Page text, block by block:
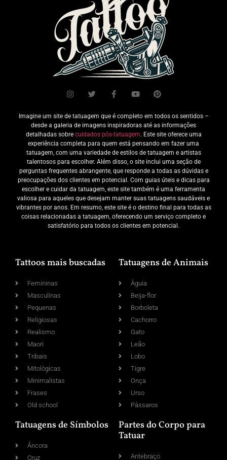
Imagine um site de tatuagem que é completo em todos os sentidos –
desde a galeria de imagens inspiradoras até as informações
detalhadas sobre cuidados pós-tatuagem. Este site oferece uma
experiência completa para quem está pensando em fazer uma
tatuagem, com uma variedade de estilos de tatuagem e artistas
talentosos para escolher. Além disso, o site inclui uma seção de
perguntas frequentes abrangente, que responde a todas as dúvidas e
preocupações dos clientes em potencial. Com guias úteis e dicas para
escolher e cuidar da tatuagem, este site também é uma ferramenta
valiosa para aqueles que desejam manter suas tatuagens saudáveis e
vibrantes por anos. Em resumo, este site é o destino final para todas as
coisas relacionadas a tatuagem, oferecendo um serviço completo e
satisfatório para todos os clientes em potencial.
Tattoos mais buscadas
Femininas
Masculinas
Pequenas
Religiosas
Realismo
Maori
Tribais
Mitológicas
Minimalistas
Frases
Old school
Tatuagens de Animais
Águia
Beija-flor
Borboleta
Cachorro
Gato
Leão
Lobo
Tigre
Onça
Urso
Pássaros
Tatuagens de Símbolos
Âncora
Cruz
Partes do Corpo para
Tatuar
Antebraço